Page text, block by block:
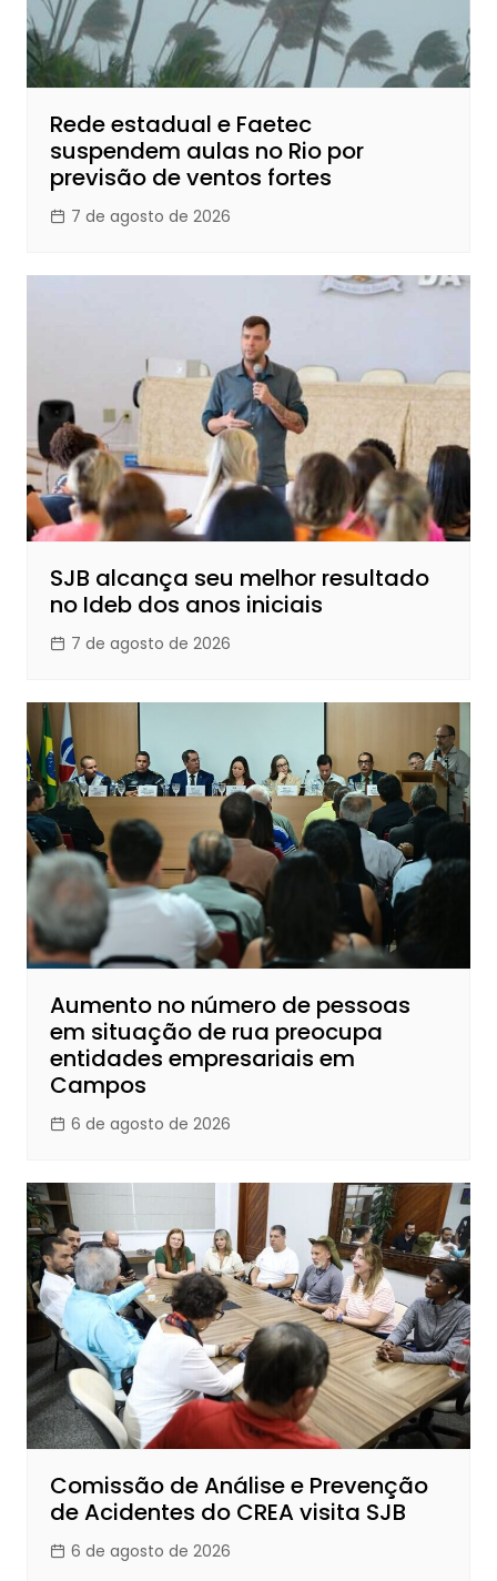
Rede estadual e Faetec
suspendem aulas no Rio por
previsão de ventos fortes
7 de agosto de 2026
SJB alcança seu melhor resultado
no Ideb dos anos iniciais
7 de agosto de 2026
Aumento no número de pessoas
em situação de rua preocupa
entidades empresariais em
Campos
6 de agosto de 2026
Comissão de Análise e Prevenção
de Acidentes do CREA visita SJB
6 de agosto de 2026